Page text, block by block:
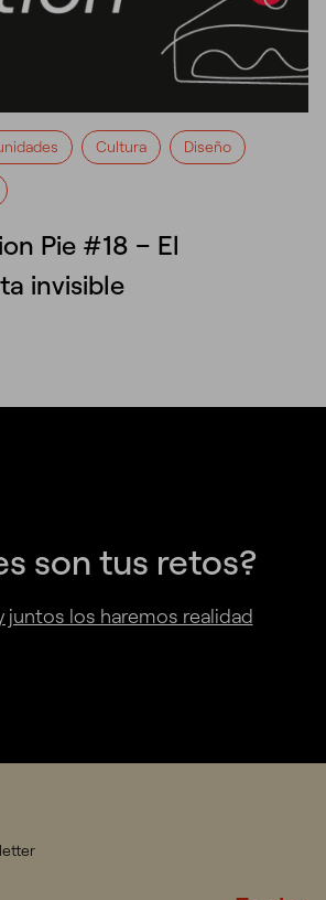
Cultura Diseño
Pie #18 – El
invisible
son tus retos?
juntos los haremos realidad